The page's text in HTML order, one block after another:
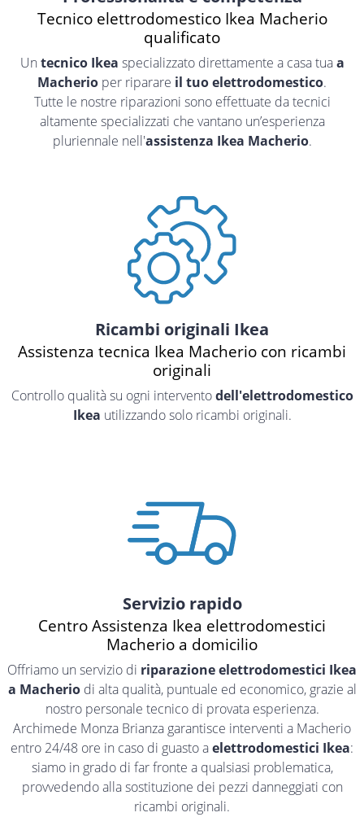
Tecnico elettrodomestico Ikea Macherio
qualificato
Un tecnico Ikea specializzato direttamente a casa tuaa
Macherio per riparare il tuo elettrodomestico.
Tutte le nostre riparazioni sono effettuate da tecnici
altamente specializzati che vantano un’esperienza
pluriennale nell'assistenza Ikea Macherio.
Ricambi originali Ikea
Assistenza tecnica Ikea Macherio con ricambi
originali
Controllo qualità su ogni interventodell'elettrodomestico
Ikea utilizzando solo ricambi originali.
Servizio rapido
Centro Assistenza Ikea elettrodomestici
Macherio a domicilio
Offriamo un servizio di riparazione elettrodomestici Ikea
a Macheriodi alta qualità, puntuale ed economico, grazie al
nostro personale tecnico di provata esperienza.
Archimede Monza Brianza garantisce interventi a Macherio
entro 24/48 ore in caso di guasto aelettrodomestici Ikea:
siamo in grado di far fronte a qualsiasi problematica,
provvedendo alla sostituzione dei pezzi danneggiati con
ricambi originali.